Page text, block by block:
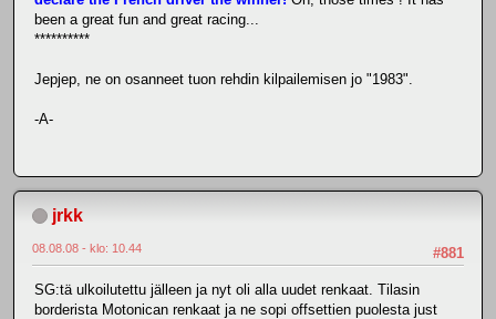
been a great fun and great racing...
**********
Jepjep, ne on osanneet tuon rehdin kilpailemisen jo "1983".
-A-
jrkk
#881
08.08.08 - klo: 10.44
SG:tä ulkoilutettu jälleen ja nyt oli alla uudet renkaat. Tilasin
borderista Motonican renkaat ja ne sopi offsettien puolesta just